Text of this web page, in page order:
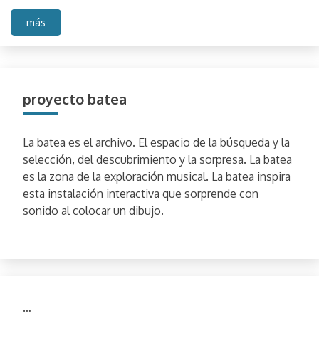
más
proyecto batea
La batea es el archivo. El espacio de la búsqueda y la
selección, del descubrimiento y la sorpresa. La batea
es la zona de la exploración musical. La batea inspira
esta instalación interactiva que sorprende con
sonido al colocar un dibujo.
…